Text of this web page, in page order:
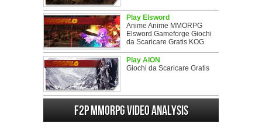
Play Elsword
Anime Anime MMORPG
Elsword Gameforge Giochi
da Scaricare Gratis KOG
Play AION
Giochi da Scaricare Gratis
F2P MMORPG Video analysis